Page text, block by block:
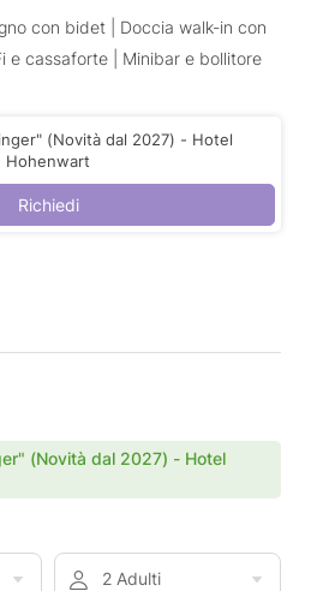
con bidet | Doccia walk-in con
e cassaforte | Minibar e bollitore
(Novità dal 2027) - Hotel
Hohenwart
Richiedi
(Novità dal 2027) - Hotel
2 Adulti